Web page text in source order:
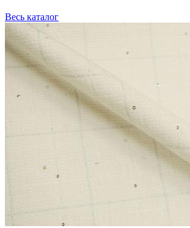
Весь каталог